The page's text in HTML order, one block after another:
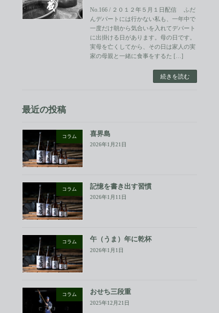
No.166 / ２０１２年５月１日配信 ふだ
んデパートには行かない私も、一年中で
一度だけ朝から気合いを入れてデパート
に出掛ける日があります。母の日です。
実母を亡くしてから、その日は家人の実
家の母親と一緒に食事をするた […]
続きを読む
最近の投稿
コラム 喜界島
2026年1月21日
コラム 記憶を書き出す習慣
2026年1月11日
コラム 午（うま）年に乾杯
2026年1月1日
コラム おせち三段重
2025年12月21日